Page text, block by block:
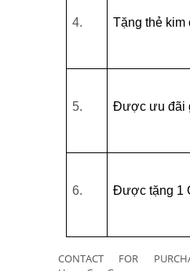
4. Tặng thẻ kim
5. Được ưu đãi
6. Được tặng 1
CONTACT FOR